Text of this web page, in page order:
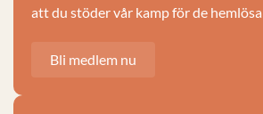
att du stöder vår kamp för de
Bli medlem nu